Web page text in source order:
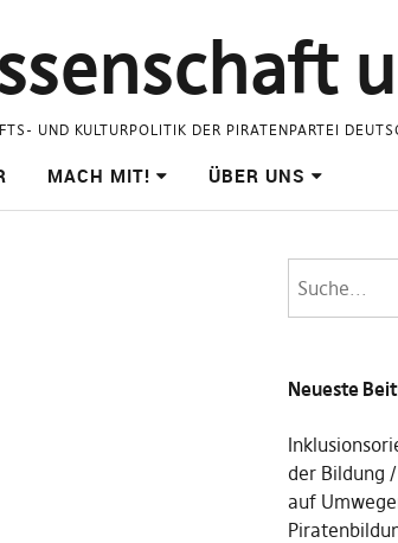
UND KULTURPOLITIK DER PIRATENPARTEI
MACH MIT! ÜBER UNS
Neueste
der Bildung
auf